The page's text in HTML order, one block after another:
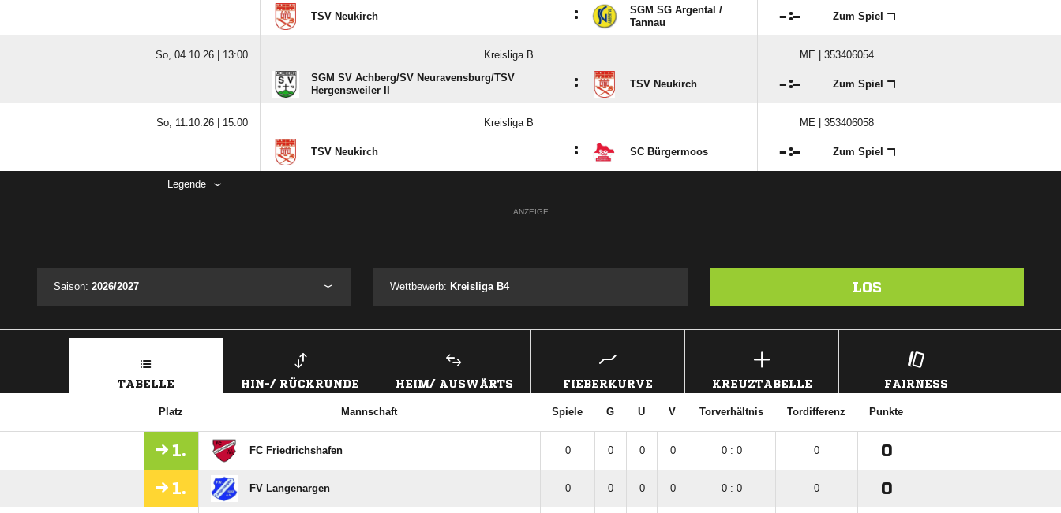
TSV Neukirch :
SGM SG Argental /​
Tannau
: Zum Spiel
So, 04.10.26 | 13:00 Kreisliga B
ME | 353406054
SGM SV Achberg/​SV Neuravensburg/​TSV
Hergensweiler II
: TSV Neukirch : Zum Spiel
So, 11.10.26 | 15:00 Kreisliga B ME | 353406058
TSV Neukirch : SC Bürgermoos : Zum Spiel
Legende
ANZEIGE
Saison: 2026/2027 Wettbewerb: Kreisliga B4 LOS
TABELLE HIN-/ RÜCKRUNDE HEIM/ AUSWÄRTS FIEBERKURVE KREUZTABELLE FAIRNESS
Platz Mannschaft Spiele G U V Torverhältnis Tordifferenz Punkte
1. FC Friedrichshafen 0 0 0 0 0 : 0 0 0
1. FV Langenargen 0 0 0 0 0 : 0 0 0